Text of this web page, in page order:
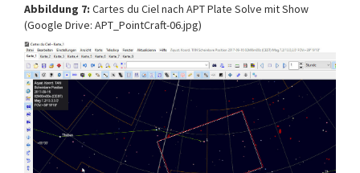
Abbildung 7: Cartes du Ciel nach APT Plate Solve mit Show
(Google Drive: APT_PointCraft-06.jpg)